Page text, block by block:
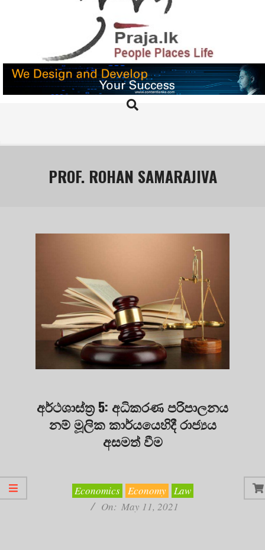
PRAJA.LK
Search
PROF. ROHAN SAMARAJIVA
අර්ථශාස්ත්‍ර 5: අධිකරණ පරිපාලනය
නම් මූලික කාර්යයෙහිදී රාජ්‍යය
අසමත් වීම
Economics Economy
Law
On: May 11, 2021